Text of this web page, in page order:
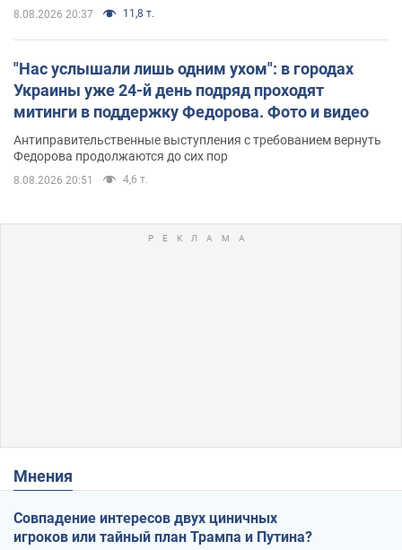
8.08.2026 20:37 11,8 т.
"Нас услышали лишь одним ухом": в городах
Украины уже 24-й день подряд проходят
митинги в поддержку Федорова. Фото и видео
Антиправительственные выступления с требованием вернуть
Федорова продолжаются до сих пор
8.08.2026 20:51 4,6 т.
Мнения
Совпадение интересов двух циничных
игроков или тайный план Трампа и Путина?